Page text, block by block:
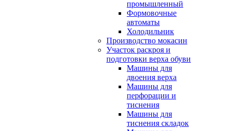
промышленный
Формовочные
автоматы
Холодильник
Производство мокасин
Участок раскроя и
подготовки верха обуви
Машины для
двоения верха
Машины для
перфорации и
тиснения
Машины для
тиснения складок